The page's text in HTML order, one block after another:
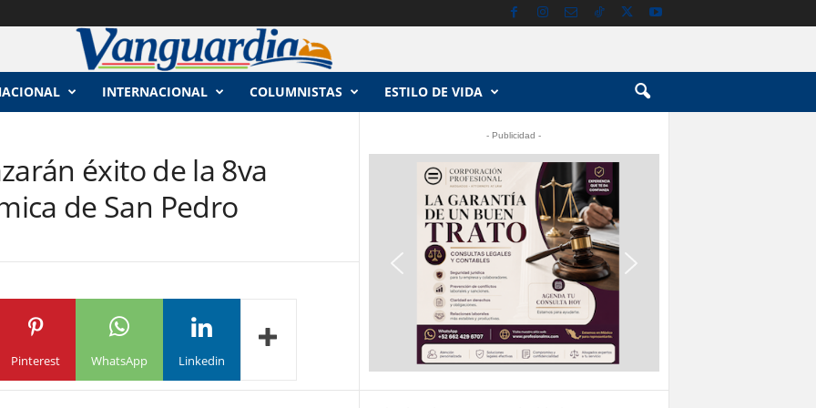
INTERNACIONAL COLUMNISTAS ESTILO DE VIDA
éxito de la 8va
de San Pedro
Pinterest WhatsApp Linkedin
- Publicidad -